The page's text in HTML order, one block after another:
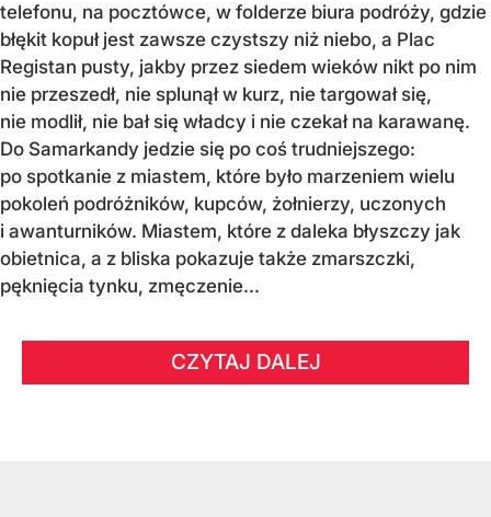
telefonu, na pocztówce, w folderze biura podróży, gdzie
błękit kopuł jest zawsze czystszy niż niebo, a Plac
Registan pusty, jakby przez siedem wieków nikt po nim
nie przeszedł, nie splunął w kurz, nie targował się,
nie modlił, nie bał się władcy i nie czekał na karawanę.
Do Samarkandy jedzie się po coś trudniejszego:
po spotkanie z miastem, które było marzeniem wielu
pokoleń podróżników, kupców, żołnierzy, uczonych
i awanturników. Miastem, które z daleka błyszczy jak
obietnica, a z bliska pokazuje także zmarszczki,
pęknięcia tynku, zmęczenie...
CZYTAJ DALEJ